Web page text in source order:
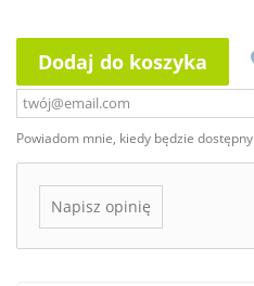
Dodaj do koszyka
Powiadom mnie, kiedy będzie dostępny
Napisz opinię